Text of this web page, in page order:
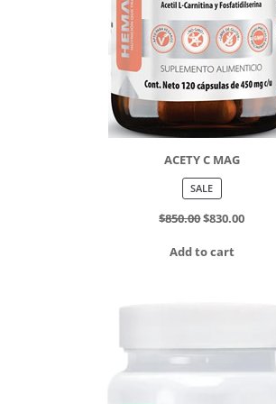
ACETY C MAG
SALEPRODUCT
ON
SALE
$850.00$830.00
Add to cart